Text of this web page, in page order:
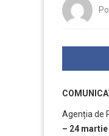
Agenția de
– 24 martie